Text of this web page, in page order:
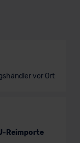
vor Ort
Reimporte